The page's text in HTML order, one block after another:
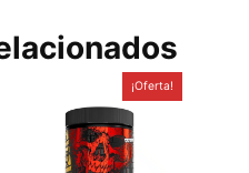
¡Oferta!